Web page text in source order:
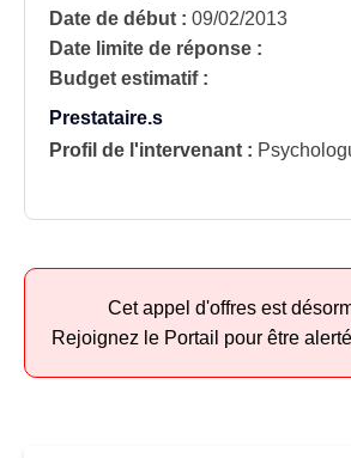
Date de début : 09/02/2013
Date limite de réponse :
Budget estimatif :
Prestataire.s
Profil de l'intervenant :
Cet appel d'offres est
Rejoignez le Portail pour être